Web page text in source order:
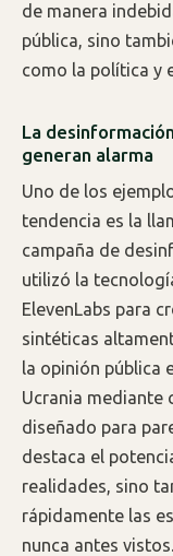
de manera
pública, sino
como la política y
La
generan alarma
Uno de los
tendencia es la
campaña de
utilizó la
ElevenLabs para
sintéticas
la opinión pública
Ucrania mediante
diseñado para
destaca el
realidades, sino
rápidamente las
nunca antes vistos.